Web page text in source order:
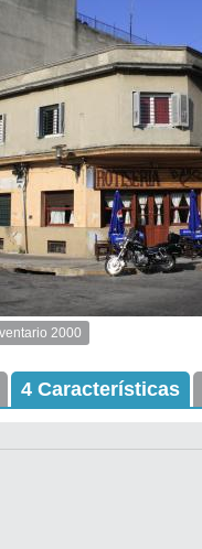
2000
4 Características